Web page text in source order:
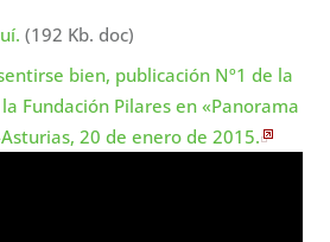
(192 Kb. doc)
bien, publicación Nº1 de la
Fundación Pilares en «Panorama
Asturias, 20 de enero de 2015.